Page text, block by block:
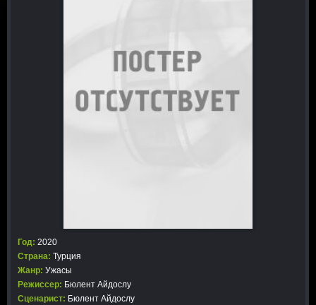
Год: 2020
Страна: Турция
Жанр: Ужасы
Режиссер: Бюлент Айдослу
Сценарист: Бюлент Айдослу